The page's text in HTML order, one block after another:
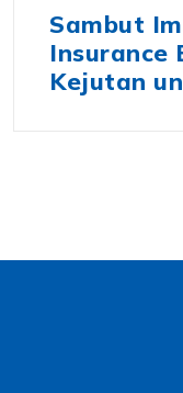
Sambut
Insurance
Kejutan